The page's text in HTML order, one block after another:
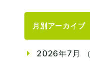
月別アーカイブ
2026年7月 （